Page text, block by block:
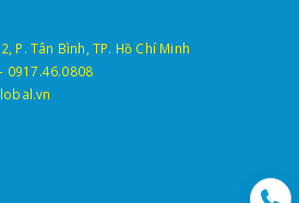
P. Tân Bình, TP. Hồ Chí Minh
- 0917.46.0808